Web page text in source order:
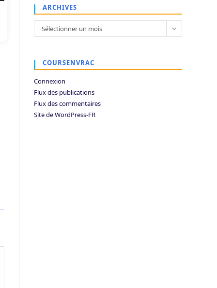
ARCHIVES
Archives
Sélectionner un mois
COURSENVRAC
Connexion
Flux des publications
Flux des commentaires
Site de WordPress-FR